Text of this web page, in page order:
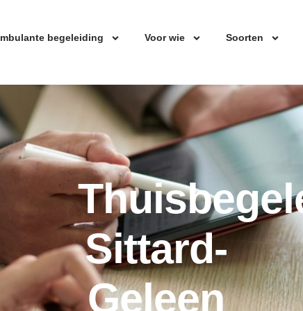
begeleiding Voor wie Soorten
Sittard-
Geleen